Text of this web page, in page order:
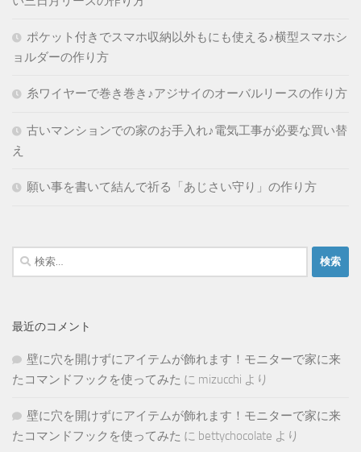
ポケット付きでスマホ収納以外もにも使える♪横型スマホシ
ョルダーの作り方
糸ワイヤーで巻き巻き♪アジサイのオーバルリースの作り方
古いマンションでの家のお手入れ♪電気工事が必要な買い替
え
願い事を書いて結んで祈る「あじさい守り」の作り方
検
索:
最近のコメント
壁に穴を開けずにアイテムが飾れます！モニターで家に来
たコマンドフックを使ってみた に mizucchi より
壁に穴を開けずにアイテムが飾れます！モニターで家に来
たコマンドフックを使ってみた に bettychocolate より